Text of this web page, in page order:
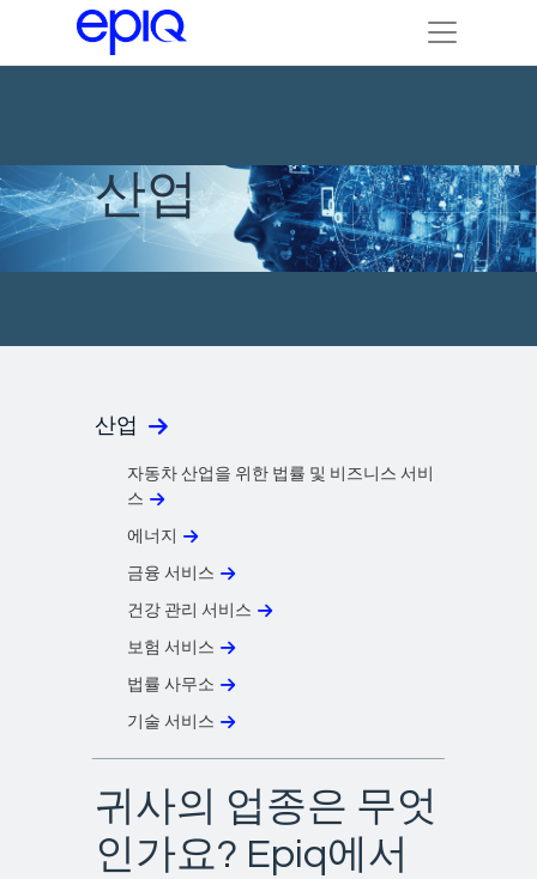
산업
산업
자동차 산업을 위한 법률 및 비즈니스 서비
스
에너지
금융 서비스
건강 관리 서비스
보험 서비스
법률 사무소
기술 서비스
귀사의 업종은 무엇
인가요? Epiq에서